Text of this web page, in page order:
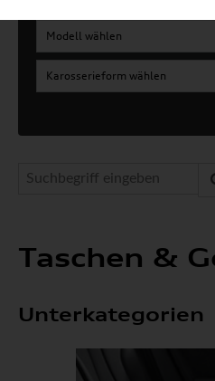
Modell wählen
Karosserieform wählen
Taschen &
Unterkategorien